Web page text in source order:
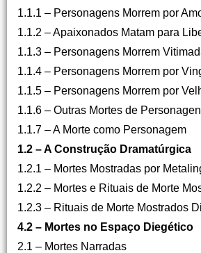
1.1.1 – Personagens Morrem por
1.1.2 – Apaixonados Matam para
1.1.3 – Personagens Morrem
1.1.4 – Personagens Morrem por
1.1.5 – Personagens Morrem por
1.1.6 – Outras Mortes de
1.1.7 – A Morte como Personagem
1.2 – A Construção Dramatúrgica
1.2.1 – Mortes Mostradas por
1.2.2 – Mortes e Rituais de Morte
1.2.3 – Rituais de Morte Mostrados
4.2 – Mortes no Espaço Diegético
2.1 – Mortes Narradas